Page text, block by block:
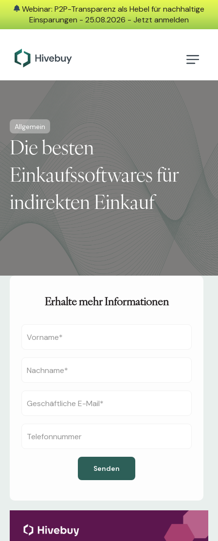
Webinar: P2P-Transparenz als Hebel für nachhaltige
Einsparungen - 25.08.2026 - Jetzt anmelden
Allgemein
Die besten
Einkaufssoftwares für
indirekten Einkauf
Erhalte mehr Informationen